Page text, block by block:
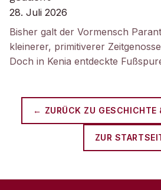
28. Juli 2026
Bisher galt der Vormensch
kleinerer, primitiverer
Doch in Kenia entdeckte
← ZURÜCK ZU GESCHICHTE
ZUR